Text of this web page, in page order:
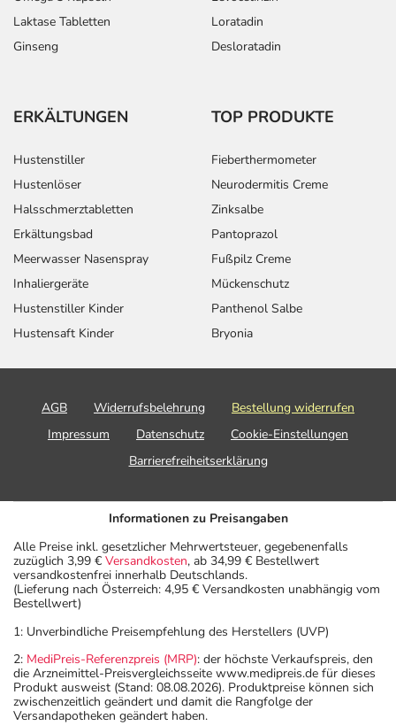
Laktase Tabletten
Ginseng
Loratadin
Desloratadin
ERKÄLTUNGEN
Hustenstiller
Hustenlöser
Halsschmerztabletten
Erkältungsbad
Meerwasser Nasenspray
Inhaliergeräte
Hustenstiller Kinder
Hustensaft Kinder
TOP PRODUKTE
Fieberthermometer
Neurodermitis Creme
Zinksalbe
Pantoprazol
Fußpilz Creme
Mückenschutz
Panthenol Salbe
Bryonia
AGB Widerrufsbelehrung
Bestellung widerrufen
Impressum
Datenschutz
Cookie-Einstellungen
Barrierefreiheitserklärung
Informationen zu Preisangaben
Alle Preise inkl. gesetzlicher Mehrwertsteuer, gegebenenfalls
zuzüglich 3,99 € Versandkosten, ab 34,99 € Bestellwert
versandkostenfrei innerhalb Deutschlands.
(Lieferung nach Österreich: 4,95 € Versandkosten unabhängig vom
Bestellwert)
1: Unverbindliche Preisempfehlung des Herstellers (UVP)
2: MediPreis-Referenzpreis (MRP): der höchste Verkaufspreis, den
die Arzneimittel-Preisvergleichsseite www.medipreis.de für dieses
Produkt ausweist (Stand: 08.08.2026). Produktpreise können sich
zwischenzeitlich geändert und damit die Rangfolge der
Versandapotheken geändert haben.